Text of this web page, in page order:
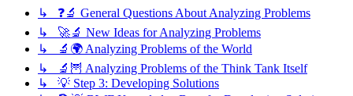
↳ ❓🔬 General Questions About Analyzing Problems
↳ 🚀🔬 New Ideas for Analyzing Problems
↳ 🔬🌍 Analyzing Problems of the World
↳ 🔬🦉 Analyzing Problems of the Think Tank Itself
↳ 💡 Step 3: Developing Solutions